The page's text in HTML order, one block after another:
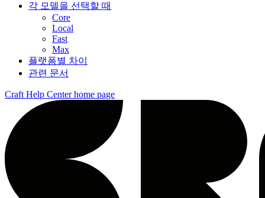
각 모델을 선택할 때
Core
Local
Fast
Max
플랫폼별 차이
관련 문서
Craft Help Centerhome page